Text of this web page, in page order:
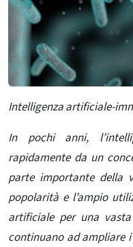
Intelligenza artificiale-
In pochi anni,
rapidamente da un
parte importante della
popolarità e l’ampio
artificiale per una
continuano ad ampliare